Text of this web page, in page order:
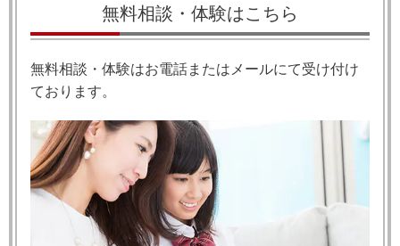
無料相談・体験はこちら
無料相談・体験はお電話またはメールにて受け付け
ております。